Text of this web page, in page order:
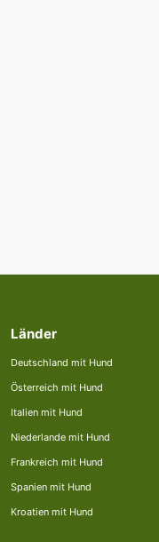
Länder
Deutschland mit Hund
Österreich mit Hund
Italien mit Hund
Niederlande mit Hund
Frankreich mit Hund
Spanien mit Hund
Kroatien mit Hund